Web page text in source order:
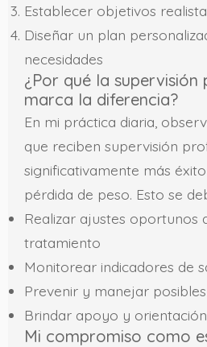
Establecer objetivos
Diseñar un plan
necesidades
¿Por qué la supervisión
marca la diferencia?
En mi práctica diaria,
que reciben supervisión
significativamente más
pérdida de peso. Esto se
Realizar ajustes oportunos
tratamiento
Monitorear indicadores de
Prevenir y manejar
Brindar apoyo y
Mi compromiso como